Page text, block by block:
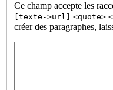
Ce champ accepte les
[texte->url]
<quote>
créer des paragraphes,